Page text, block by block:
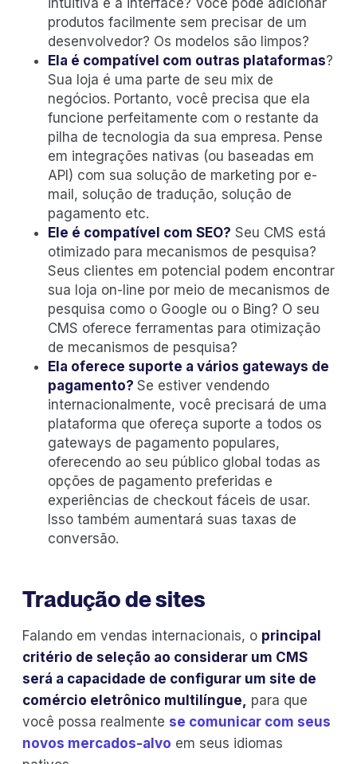
produtos facilmente sem precisar de um
desenvolvedor? Os modelos são limpos?
Ela é compatível com outras plataformas?
Sua loja é uma parte de seu mix de
negócios. Portanto, você precisa que ela
funcione perfeitamente com o restante da
pilha de tecnologia da sua empresa. Pense
em integrações nativas (ou baseadas em
API) com sua solução de marketing por e-
mail, solução de tradução, solução de
pagamento etc.
Ele é compatível com SEO? Seu CMS está
otimizado para mecanismos de pesquisa?
Seus clientes em potencial podem encontrar
sua loja on-line por meio de mecanismos de
pesquisa como o Google ou o Bing? O seu
CMS oferece ferramentas para otimização
de mecanismos de pesquisa?
Ela oferece suporte a vários gateways de
pagamento? Se estiver vendendo
internacionalmente, você precisará de uma
plataforma que ofereça suporte a todos os
gateways de pagamento populares,
oferecendo ao seu público global todas as
opções de pagamento preferidas e
experiências de checkout fáceis de usar.
Isso também aumentará suas taxas de
conversão.
Tradução de sites
Falando em vendas internacionais, o principal
critério de seleção ao considerar um CMS
será a capacidade de configurar um site de
comércio eletrônico multilíngue,
para que
você possa realmente se comunicar com seus
novos mercados-alvo em seus idiomas